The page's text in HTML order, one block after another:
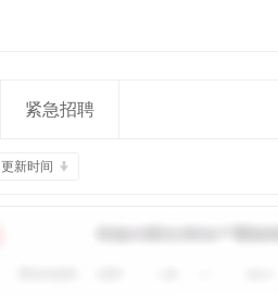
紧急招聘
更新时间